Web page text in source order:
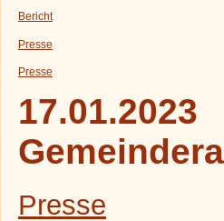
Bericht
Presse
Presse
17.01.2023
Presse